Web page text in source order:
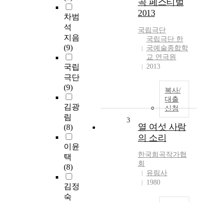
차범
석
지음
(9)
국립
극단
(9)
김광
림
(8)
이윤
택
(8)
김정
숙
곡 페스티벌
2013
국립극단
국립극단 한
국예술종합학
교 연극원
2013
복사/
대출
신청
3
열 여섯 사람
의 소리
한국희곡작가협
회
유림사
1980